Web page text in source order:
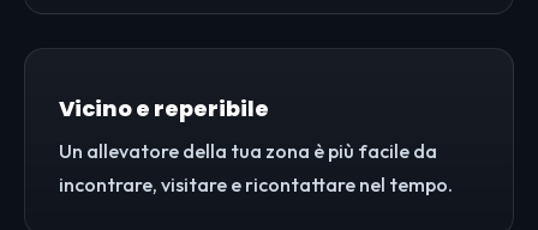
Vicino e reperibile
Un allevatore della tua zona è più facile da
incontrare, visitare e ricontattare nel tempo.